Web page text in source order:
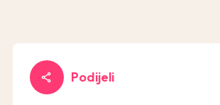
share Podijeli